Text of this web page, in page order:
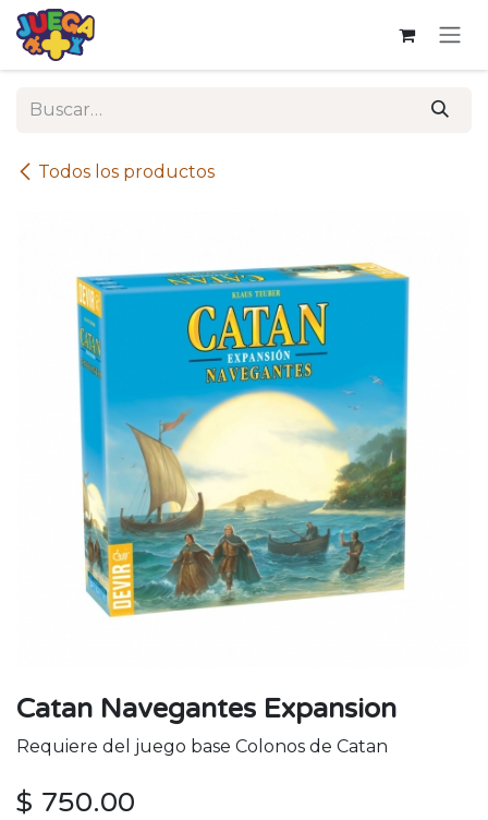
Ir al contenido
Todos los productos
Catan Navegantes Expansion
Requiere del juego base Colonos de Catan
$ 750.00